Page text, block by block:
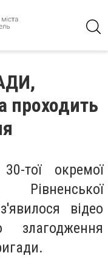
проходить
тої окремої
Рівненської
відео
злагодження